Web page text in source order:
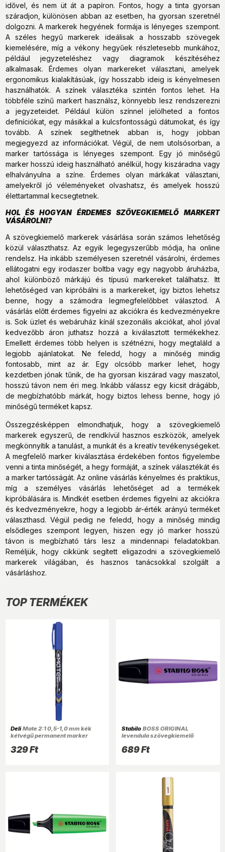
idővel, és nem üt át a papíron. Fontos, hogy a tinta gyorsan
száradjon, különösen abban az esetben, ha gyorsan szeretnél
dolgozni. A markerek hegyének formája is lényeges szempont.
A széles hegyű markerek ideálisak a hosszabb szövegek
kiemelésére, míg a vékony hegyűek részletesebb munkához,
például jegyzeteléshez vagy diagramok készítéséhez
alkalmasak. Érdemes olyan markereket választani, amelyek
ergonomikus kialakításúak, így hosszabb ideig is kényelmesen
használhatók. A színek választéka szintén fontos lehet. Ha
többféle színű markert használsz, könnyebb lesz rendszerezni
a jegyzeteidet. Például külön színnel jelölheted a fontos
definíciókat, egy másikkal a kulcsfontosságú dátumokat, és így
tovább. A színek segíthetnek abban is, hogy jobban
megjegyezd az információkat. Végül, de nem utolsósorban, a
marker tartóssága is lényeges szempont. Egy jó minőségű
marker hosszú ideig használható anélkül, hogy kiszáradna vagy
elhalványulna a színe. Érdemes olyan márkákat választani,
amelyekről jó véleményeket olvashatsz, és amelyek hosszú
élettartammal kecsegtetnek.
HOL ÉS HOGYAN ÉRDEMES SZÖVEGKIEMELŐ MARKERT
VÁSÁROLNI?
A szövegkiemelő markerek vásárlása során számos lehetőség
közül választhatsz. Az egyik legegyszerűbb módja, ha online
rendelsz. Ha inkább személyesen szeretnél vásárolni, érdemes
ellátogatni egy irodaszer boltba vagy egy nagyobb áruházba,
ahol különböző márkájú és típusú markereket találhatsz. Itt
lehetőséged van kipróbálni is a markereket, így biztos lehetsz
benne, hogy a számodra legmegfelelőbbet választod. A
vásárlás előtt érdemes figyelni az akciókra és kedvezményekre
is. Sok üzlet és webáruház kínál szezonális akciókat, ahol jóval
kedvezőbb áron juthatsz hozzá a kiválasztott termékekhez.
Emellett érdemes több helyen is szétnézni, hogy megtaláld a
legjobb ajánlatokat. Ne feledd, hogy a minőség mindig
fontosabb, mint az ár. Egy olcsóbb marker lehet, hogy
kezdetben jónak tűnik, de ha gyorsan kiszárad vagy maszatol,
hosszú távon nem éri meg. Inkább válassz egy kicsit drágább,
de megbízhatóbb márkát, hogy biztos lehess benne, hogy jó
minőségű terméket kapsz.
Összegzésképpen elmondhatjuk, hogy a szövegkiemelő
markerek egyszerű, de rendkívül hasznos eszközök, amelyek
megkönnyítik a tanulást, a munkát és a kreatív tevékenységeket.
A megfelelő marker kiválasztása érdekében fontos figyelembe
venni a tinta minőségét, a hegy formáját, a színek választékát és
a marker tartósságát. Az online vásárlás kényelmes és praktikus,
míg a személyes vásárlás lehetőséget ad a termékek
kipróbálására is. Mindkét esetben érdemes figyelni az akciókra
és kedvezményekre, hogy a legjobb ár-érték arányú terméket
választhasd. Végül pedig ne feledd, hogy a minőség mindig
elsődleges szempont legyen, hiszen egy jó marker hosszú
távon is megbízható társ lesz a mindennapi feladatokban.
Reméljük, hogy cikkünk segített eligazodni a szövegkiemelő
markerek világában, és hasznos tanácsokkal szolgált a
vásárláshoz.
TOP TERMÉKEK
Deli Mate 2:1 0,5-1,0 mm kék
kétvégű permanent marker
329 Ft
Stabilo BOSS ORIGINAL
levendula szövegkiemelő
689 Ft